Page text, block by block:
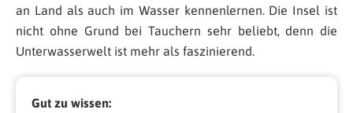
an Land als auch im Wasser kennenlernen. Die Insel ist
nicht ohne Grund bei Tauchern sehr beliebt, denn die
Unterwasserwelt ist mehr als faszinierend.
Gut zu wissen: